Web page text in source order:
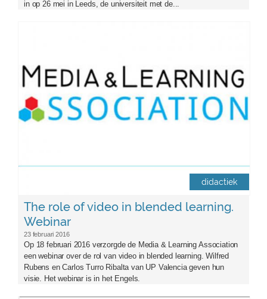
in op 26 mei in Leeds, de universiteit met de...
didactiek
The role of video in blended learning.
Webinar
23 februari 2016
Op 18 februari 2016 verzorgde de Media & Learning Association
een webinar over de rol van video in blended learning. Wilfred
Rubens en Carlos Turro Ribalta van UP Valencia geven hun
visie. Het webinar is in het Engels.